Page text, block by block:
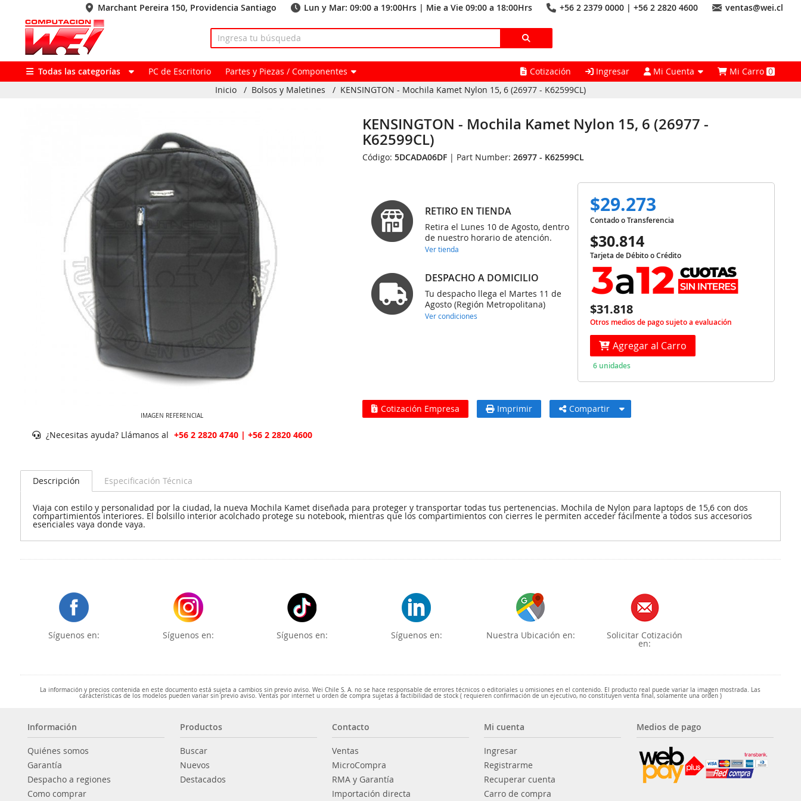
Marchant Pereira 150, Providencia Santiago Lun y Mar: 09:00 a 19:00Hrs | Mie a Vie 09:00 a 18:00Hrs +56 2 2379 0000 | +56 2 2820 4600 ventas@wei.cl
Todas las categorías PC de Escritorio Partes y Piezas / Componentes Cotización Ingresar Mi Cuenta Mi Carro0
Inicio
/ Bolsos y Maletines / KENSINGTON - Mochila Kamet Nylon 15, 6 (26977 - K62599CL)
IMAGEN REFERENCIAL
¿Necesitas ayuda? Llámanos al +56 2 2820 4740 | +56 2 2820 4600
KENSINGTON - Mochila Kamet Nylon 15, 6 (26977 -
K62599CL)
Código:5DCADA06DF | Part Number:26977 - K62599CL
RETIRO EN TIENDA
Retira el Lunes 10 de Agosto, dentro
de nuestro horario de atención.
Ver tienda
DESPACHO A DOMICILIO
Tu despacho llega el Martes 11 de
Agosto (Región Metropolitana)
Ver condiciones
$29.273
Contado o Transferencia
$30.814
Tarjeta de Débito o Crédito
$31.818
Otros medios de pago sujeto a evaluación
Agregar al Carro
6 unidades
Cotización Empresa Imprimir Compartir
Descripción Especificación Técnica
Viaja con estilo y personalidad por la ciudad, la nueva Mochila Kamet diseñada para proteger y transportar todas tus pertenencias. Mochila de Nylon para laptops de 15,6 con dos
compartimientos interiores. El bolsillo interior acolchado protege su notebook, mientras que los compartimientos con cierres le permiten acceder fácilmente a todos sus accesorios
esenciales vaya donde vaya.
Síguenos en: Síguenos en: Síguenos en: Síguenos en: Nuestra Ubicación en: Solicitar Cotización
en:
La información y precios contenida en este documento está sujeta a cambios sin previo aviso. Wei Chile S. A. no se hace responsable de errores técnicos o editoriales u omisiones en el contenido. El producto real puede variar la imagen mostrada. Las
características de los modelos pueden variar sin previo aviso. Ventas por internet u orden de compra sujetas a factibilidad de stock ( requieren confirmación de un ejecutivo, no constituyen venta final, solamente una orden )
Información
Quiénes somos
Garantía
Despacho a regiones
Como comprar
Productos
Buscar
Nuevos
Destacados
Contacto
Ventas
MicroCompra
RMA y Garantía
Importación directa
Mi cuenta
Ingresar
Registrarme
Recuperar cuenta
Carro de compra
Medios de pago